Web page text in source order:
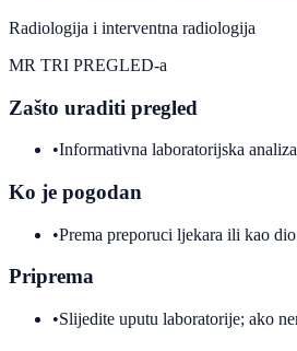
Radiologija i interventna radiologija
MR TRI PREGLED-a
Zašto uraditi pregled
•Informativna laboratorijska
Ko je pogodan
•Prema preporuci ljekara ili kao
Priprema
•Slijedite uputu laboratorije; ako